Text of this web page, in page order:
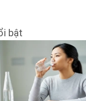
bật